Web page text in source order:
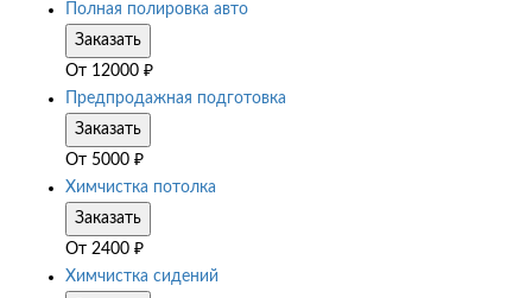
Полная полировка авто
Заказать
От 12000 ₽
Предпродажная подготовка
Заказать
От 5000 ₽
Химчистка потолка
Заказать
От 2400 ₽
Химчистка сидений